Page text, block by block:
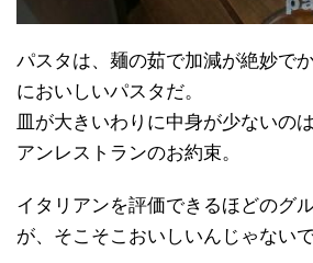
パスタは、麺の茹で加減が絶妙で
においしいパスタだ。
皿が大きいわりに中身が少ないの
アンレストランのお約束。
イタリアンを評価できるほどのグ
が、そこそこおいしいんじゃないで